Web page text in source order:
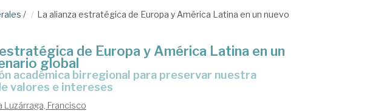
/
La alianza estratégica de Europa y América Latina en un nuevo
de Europa y América Latina en un
global
valores e intereses
Luzárraga, Francisco